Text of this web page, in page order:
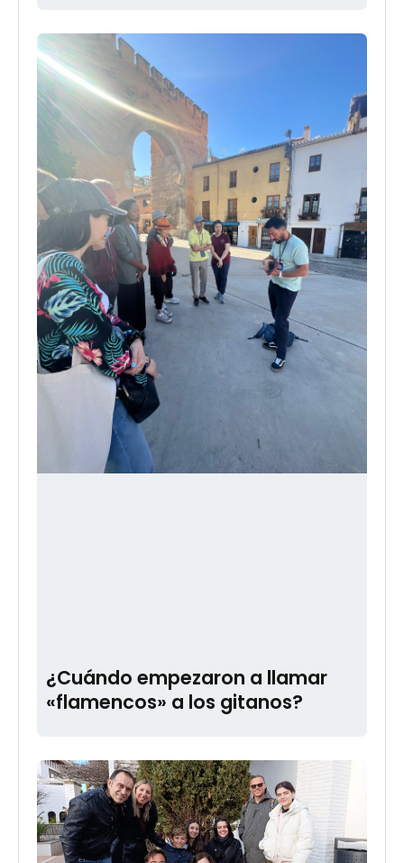
¿Cuándo empezaron a llamar
«flamencos» a los gitanos?